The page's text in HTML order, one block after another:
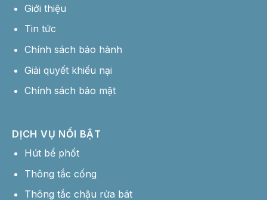
Giới thiệu
Tin tức
Chính sách bảo hành
Giải quyết khiếu nại
Chính sách bảo mật
DỊCH VỤ NỔI BẬT
Hút bể phốt
Thông tắc cống
Thông tắc chậu rửa bát